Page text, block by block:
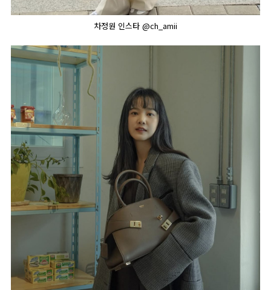
차정원 인스타 @ch_amii